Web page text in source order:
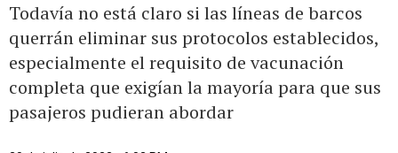
Todavía no está claro si las líneas de barcos
querrán eliminar sus protocolos establecidos,
especialmente el requisito de vacunación
completa que exigían la mayoría para que sus
pasajeros pudieran abordar